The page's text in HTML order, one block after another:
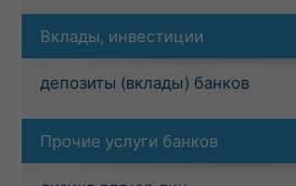
Вклады, инвестиции
депозиты (вклады) банков
Прочие услуги банков